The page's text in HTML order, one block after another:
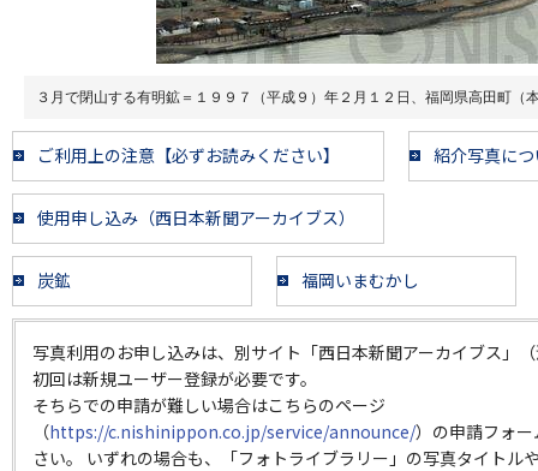
３月で閉山する有明鉱＝１９９７（平成９）年２月１２日、福岡県高田町（
ご利用上の注意【必ずお読みください】 紹介写真に
使用申し込み（西日本新聞アーカイブス）
炭鉱 福岡いまむかし
写真利用のお申し込みは、別サイト「西日本新聞アーカイブス」
初回は新規ユーザー登録が必要です。
そちらでの申請が難しい場合はこちらのページ
（https://c.nishinippon.co.jp/service/announce/）の申請フォ
さい。 いずれの場合も、「フォトライブラリー」の写真タイトル